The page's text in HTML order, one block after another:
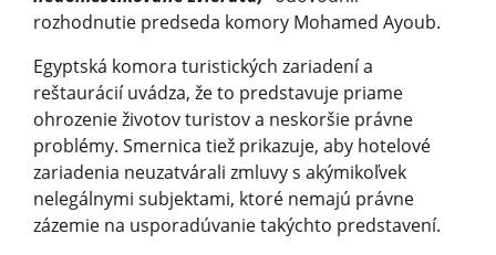
rozhodnutie predseda komory Mohamed Ayoub.
Egyptská komora turistických zariadení a
reštaurácií uvádza, že to predstavuje priame
ohrozenie životov turistov a neskoršie právne
problémy. Smernica tiež prikazuje, aby hotelové
zariadenia neuzatvárali zmluvy s akýmikoľvek
nelegálnymi subjektami, ktoré nemajú právne
zázemie na usporadúvanie takýchto predstavení.